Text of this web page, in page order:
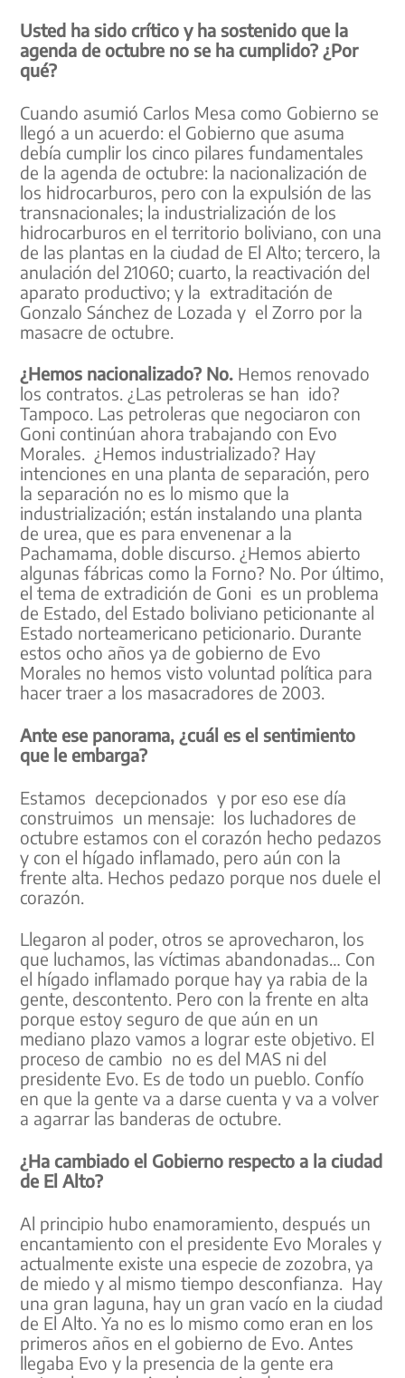
Usted ha sido crítico y ha sostenido que la
agenda de octubre no se ha cumplido? ¿Por
qué?
Cuando asumió Carlos Mesa como Gobierno se
llegó a un acuerdo: el Gobierno que asuma
debía cumplir los cinco pilares fundamentales
de la agenda de octubre: la nacionalización de
los hidrocarburos, pero con la expulsión de las
transnacionales; la industrialización de los
hidrocarburos en el territorio boliviano, con una
de las plantas en la ciudad de El Alto; tercero, la
anulación del 21060; cuarto, la reactivación del
aparato productivo; y la extraditación de
Gonzalo Sánchez de Lozada y el Zorro por la
masacre de octubre.
¿Hemos nacionalizado? No. Hemos renovado
los contratos. ¿Las petroleras se han ido?
Tampoco. Las petroleras que negociaron con
Goni continúan ahora trabajando con Evo
Morales. ¿Hemos industrializado? Hay
intenciones en una planta de separación, pero
la separación no es lo mismo que la
industrialización; están instalando una planta
de urea, que es para envenenar a la
Pachamama, doble discurso. ¿Hemos abierto
algunas fábricas como la Forno? No. Por último,
el tema de extradición de Goni es un problema
de Estado, del Estado boliviano peticionante al
Estado norteamericano peticionario. Durante
estos ocho años ya de gobierno de Evo
Morales no hemos visto voluntad política para
hacer traer a los masacradores de 2003.
Ante ese panorama, ¿cuál es el sentimiento
que le embarga?
Estamos decepcionados y por eso ese día
construimos un mensaje: los luchadores de
octubre estamos con el corazón hecho pedazos
y con el hígado inflamado, pero aún con la
frente alta. Hechos pedazo porque nos duele el
corazón.
Llegaron al poder, otros se aprovecharon, los
que luchamos, las víctimas abandonadas… Con
el hígado inflamado porque hay ya rabia de la
gente, descontento. Pero con la frente en alta
porque estoy seguro de que aún en un
mediano plazo vamos a lograr este objetivo. El
proceso de cambio no es del MAS ni del
presidente Evo. Es de todo un pueblo. Confío
en que la gente va a darse cuenta y va a volver
a agarrar las banderas de octubre.
¿Ha cambiado el Gobierno respecto a la ciudad
de El Alto?
Al principio hubo enamoramiento, después un
encantamiento con el presidente Evo Morales y
actualmente existe una especie de zozobra, ya
de miedo y al mismo tiempo desconfianza. Hay
una gran laguna, hay un gran vacío en la ciudad
de El Alto. Ya no es lo mismo como eran en los
primeros años en el gobierno de Evo. Antes
llegaba Evo y la presencia de la gente era